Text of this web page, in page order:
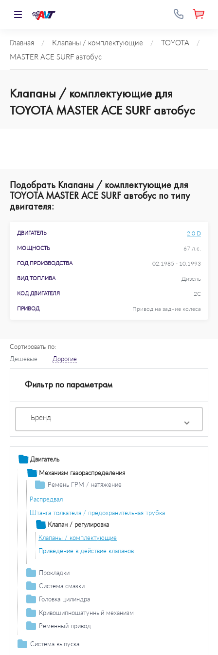
Главная / Клапаны / комплектующие / TOYOTA
/
MASTER ACE SURF автобус
Клапаны / комплектующие для
TOYOTA MASTER ACE SURF автобус
Подобрать Клапаны / комплектующие для
TOYOTA MASTER ACE SURF автобус по типу
двигателя:
ДВИГАТЕЛЬ 2.0 D
МОЩНОСТЬ 67 л.с.
ГОД ПРОИЗВОДСТВА 02.1985 - 10.1993
ВИД ТОПЛИВА Дизель
КОД ДВИГАТЕЛЯ 2C
ПРИВОД Привод на задние колеса
Сортировать по:
Дешевые
Дорогие
Фильтр по параметрам
Бренд
Двигатель
Механизм газораспределения
Ремень ГРМ / натяжение
Комплект ремней ГРМ
Ролики ГРМ
Распредвал
Штанга толкателя / предохранительная трубка
Клапан / регулировка
Клапаны / комплектующие
Приведение в действие клапанов
Прокладки
Прокладка головки блока цилиндров
Прокладка крышки клапана
Прокладка стерженя
Прокладка впускного коллектора
коллектора
Система смазки
Масляный поддон / комплектующие
Прокладка
Винт сливного отверстия
Головка цилиндра
Крышка головки цилиндра / прокладка
Прокладка / уплотнит. кольцо впускного / выпускного
Направляющая клапана / прокладка / регулировка
Кривошипношатунный механизм
Сальник / комплект сальников вала
Ременный привод
Система выпуска